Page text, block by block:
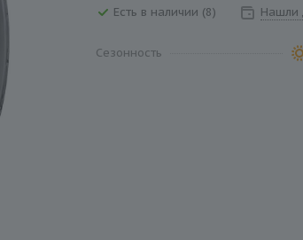
Есть в наличии (8) Нашли
Сезонность